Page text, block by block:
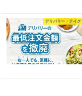
デリバリー・テイク